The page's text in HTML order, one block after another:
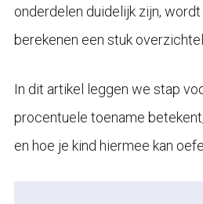
onderdelen duidelijk zijn,
berekenen een stuk
In dit artikel leggen we stap
procentuele toename
en hoe je kind hiermee kan